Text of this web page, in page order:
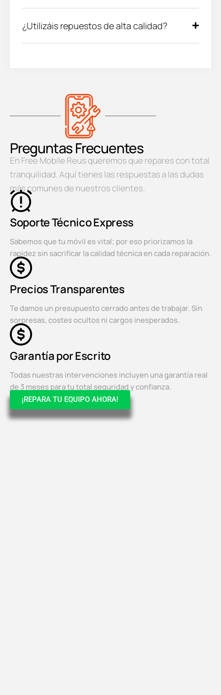
¿Utilizáis repuestos de alta calidad?
Preguntas Frecuentes
En Free Mobile Reus queremos que repares con total
tranquilidad. Aquí tienes las respuestas a las dudas
más comunes de nuestros clientes.
Soporte Técnico Express
Sabemos que tu móvil es vital; por eso priorizamos la
rapidez sin sacrificar la calidad técnica en cada reparación.
Precios Transparentes
Te damos un presupuesto cerrado antes de trabajar. Sin
sorpresas, costes ocultos ni cargos inesperados.
Garantía por Escrito
Todas nuestras intervenciones incluyen una garantía real
de 3 meses para tu total seguridad y confianza.
¡REPARA TU EQUIPO AHORA!